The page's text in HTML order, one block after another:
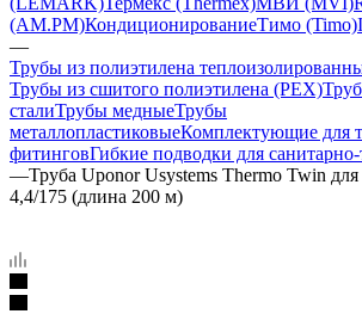
(AM.PM)КондиционированиеТимо (Timo)
—
Трубы из полиэтилена
Трубы из сшитого полиэтилена (PEX)
сталиТрубы медныеТрубы
металлопластиковыеКомплектующие для
фитинговГибкие подводки для
—Труба Uponor Usystems Thermo Twin
4,4/175 (длина 200 м)